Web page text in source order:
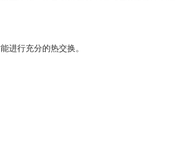
进行充分的热交换。